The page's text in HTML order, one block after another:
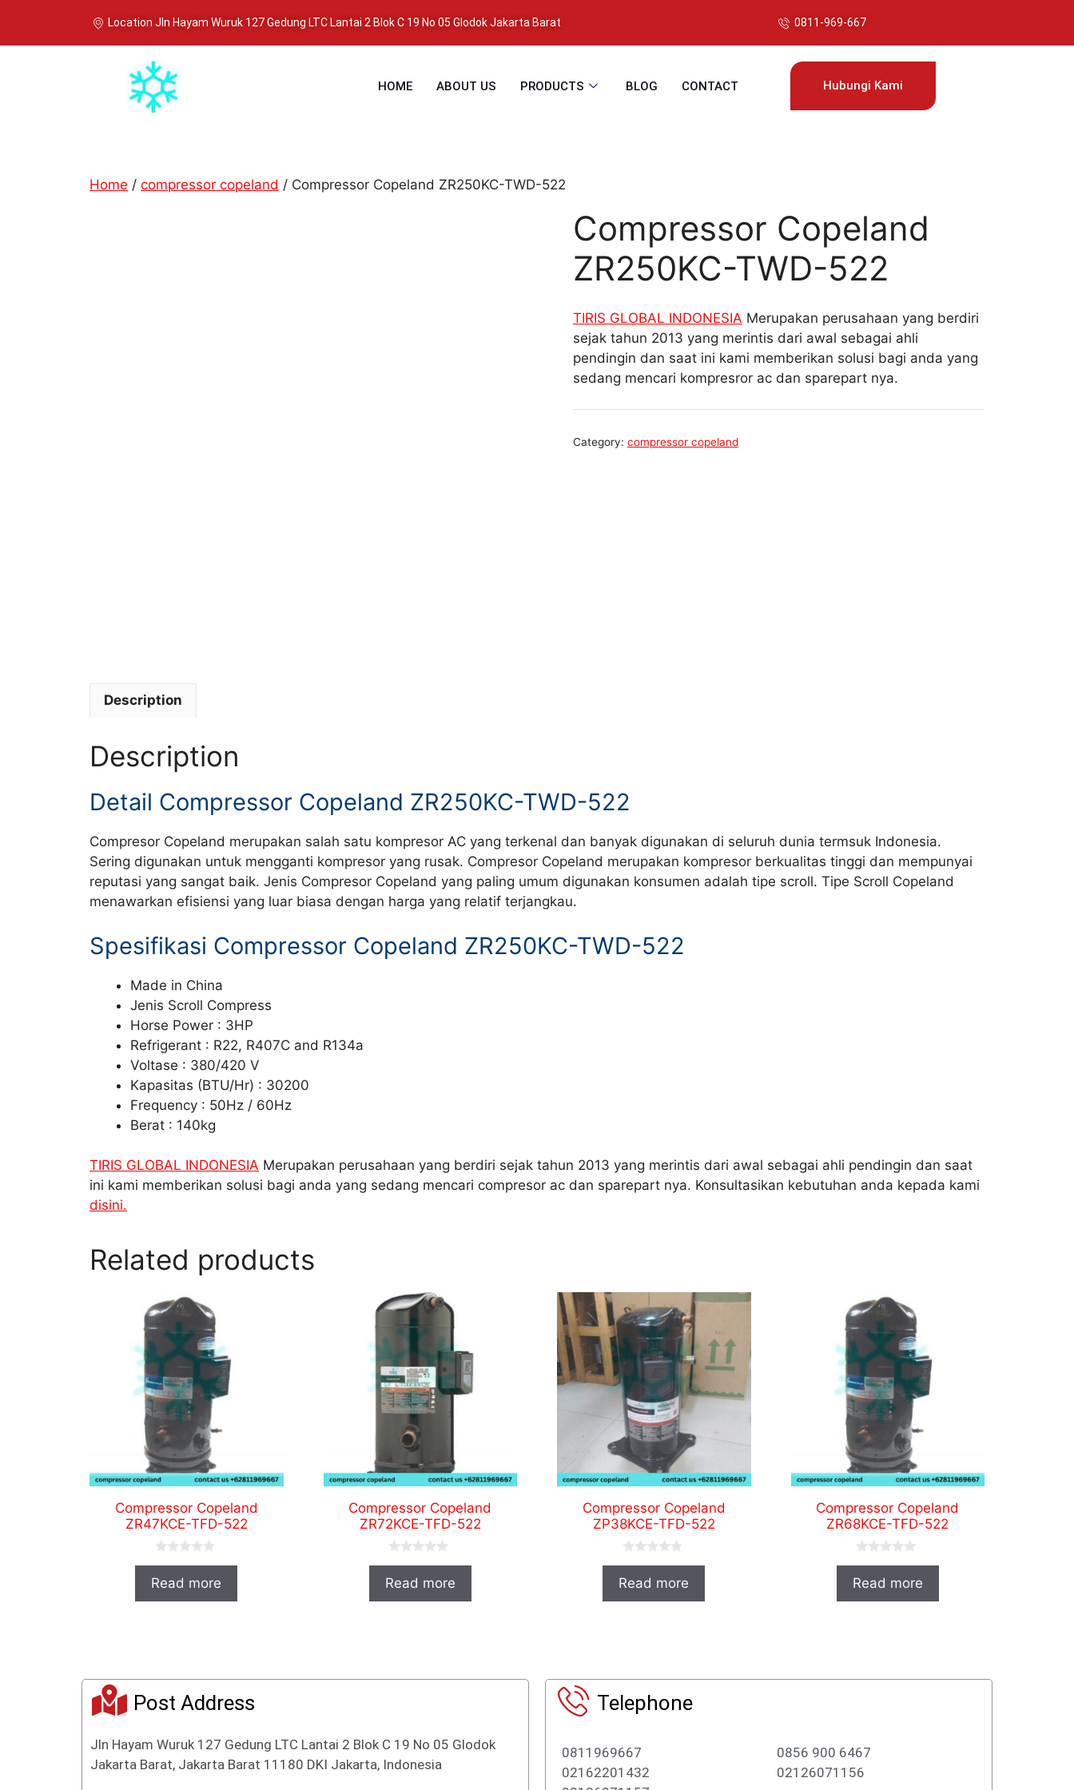
Location Jln Hayam Wuruk 127 Gedung LTC Lantai 2 Blok C 19 No 05 Glodok Jakarta Barat 0811-969-667
HOME ABOUT US PRODUCTS BLOG CONTACT Hubungi Kami
Home / compressor copeland / Compressor Copeland ZR250KC-TWD-522
Compressor Copeland
ZR250KC-TWD-522
TIRIS GLOBAL INDONESIA Merupakan perusahaan yang berdiri
sejak tahun 2013 yang merintis dari awal sebagai ahli
pendingin dan saat ini kami memberikan solusi bagi anda yang
sedang mencari kompresror ac dan sparepart nya.
Category: compressor copeland
Description
Description
Detail Compressor Copeland ZR250KC-TWD-522
Compresor Copeland merupakan salah satu kompresor AC yang terkenal dan banyak digunakan di seluruh dunia termsuk Indonesia.
Sering digunakan untuk mengganti kompresor yang rusak. Compresor Copeland merupakan kompresor berkualitas tinggi dan mempunyai
reputasi yang sangat baik. Jenis Compresor Copeland yang paling umum digunakan konsumen adalah tipe scroll. Tipe Scroll Copeland
menawarkan efisiensi yang luar biasa dengan harga yang relatif terjangkau.
Spesifikasi Compressor Copeland ZR250KC-TWD-522
Made in China
Jenis Scroll Compress
Horse Power : 3HP
Refrigerant : R22, R407C and R134a
Voltase : 380/420 V
Kapasitas (BTU/Hr) : 30200
Frequency : 50Hz / 60Hz
Berat : 140kg
TIRIS GLOBAL INDONESIA Merupakan perusahaan yang berdiri sejak tahun 2013 yang merintis dari awal sebagai ahli pendingin dan saat
ini kami memberikan solusi bagi anda yang sedang mencari compresor ac dan sparepart nya. Konsultasikan kebutuhan anda kepada kami
disini.
Related products
Compressor Copeland
ZR47KCE-TFD-522
u
Read more
Compressor Copeland
ZR72KCE-TFD-522
u
Read more
Compressor Copeland
ZP38KCE-TFD-522
u
Read more
Compressor Copeland
ZR68KCE-TFD-522
u
Read more
Post Address
Jln Hayam Wuruk 127 Gedung LTC Lantai 2 Blok C 19 No 05 Glodok
Jakarta Barat, Jakarta Barat 11180 DKI Jakarta, Indonesia
Telephone
0811969667
02162201432
0856 900 6467
02126071156